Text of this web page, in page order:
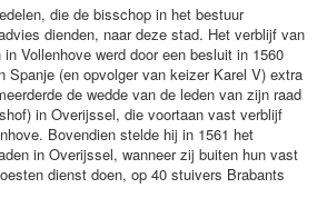
die de bisschop in het bestuur
dienden, naar deze stad. Het verblijf van
Vollenhove werd door een besluit in 1560
Spanje (en opvolger van keizer Karel V) extra
de wedde van de leden van zijn raad
in Overijssel, die voortaan vast verblijf
Bovendien stelde hij in 1561 het
in Overijssel, wanneer zij buiten hun vast
dienst doen, op 40 stuivers Brabants